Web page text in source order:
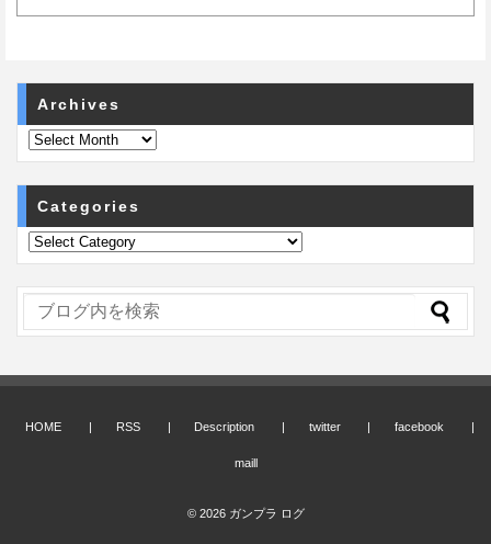
Archives
Categories
HOME RSS Description twitter facebook
maill
© 2026 ガンプラ ログ